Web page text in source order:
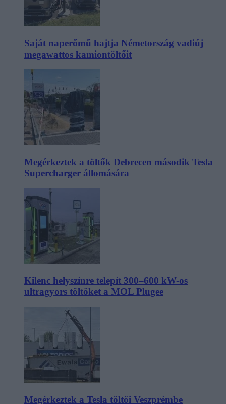
Saját naperőmű hajtja Németország vadiúj
megawattos kamiontöltőit
Megérkeztek a töltők Debrecen második Tesla
Supercharger állomására
Kilenc helyszínre telepít 300–600 kW-os
ultragyors töltőket a MOL Plugee
Megérkeztek a Tesla töltői Veszprémbe